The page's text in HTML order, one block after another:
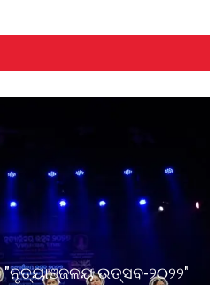
ଉତ୍ସବ-୨୦୨୨"